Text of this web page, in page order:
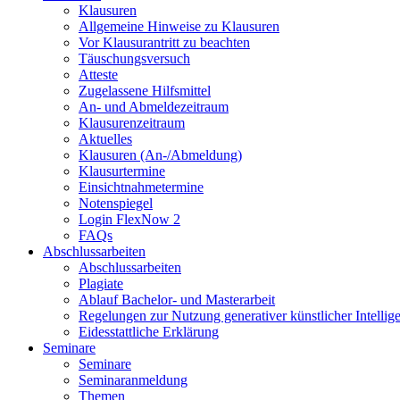
Klausuren
Allgemeine Hinweise zu Klausuren
Vor Klausurantritt zu beachten
Täuschungsversuch
Atteste
Zugelassene Hilfsmittel
An- und Abmeldezeitraum
Klausurenzeitraum
Aktuelles
Klausuren (An-/Abmeldung)
Klausurtermine
Einsichtnahmetermine
Notenspiegel
Login FlexNow 2
FAQs
Abschlussarbeiten
Abschlussarbeiten
Plagiate
Ablauf Bachelor- und Masterarbeit
Regelungen zur Nutzung generativer künstlicher
Eidesstattliche Erklärung
Seminare
Seminare
Seminaranmeldung
Themen